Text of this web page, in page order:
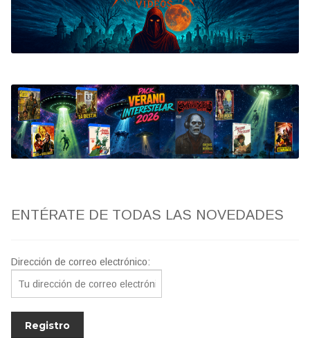
Bluray
Clasificada S
artwork
fantaterror
Jesús Franco
ENTÉRATE DE TODAS LAS NOVEDADES
Dirección de correo electrónico: